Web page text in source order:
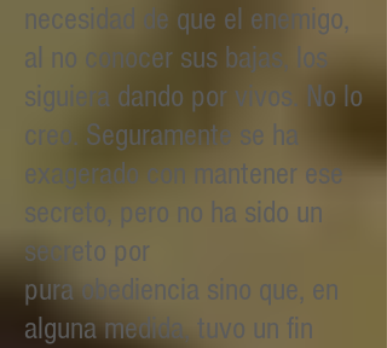
necesidad de que el enemigo,
al no conocer sus bajas, los
siguiera dando por vivos. No lo
creo. Seguramente se ha
exagerado con mantener ese
secreto, pero no ha sido un
secreto por
pura obediencia sino que, en
alguna medida, tuvo un fin